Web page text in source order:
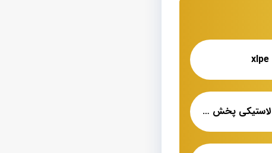
کابل ۳۵*۳ افشان لاستیکی پخش عمده شیراز